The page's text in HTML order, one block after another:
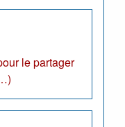
le partager